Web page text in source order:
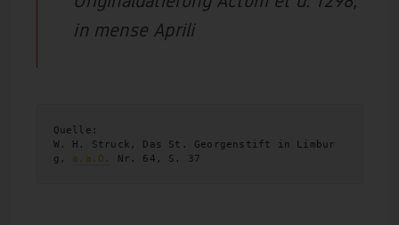
in mense Aprili
Quelle:
W. H. Struck, Das St. Georgenstift in Limbur
g, a.a.O. Nr. 64, S. 37